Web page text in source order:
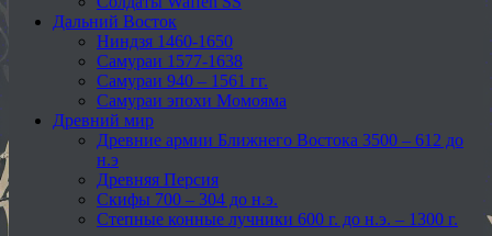
Дальний Восток
Ниндзя 1460-1650
Самураи 1577-1638
Самураи 940 – 1561 гг.
Самураи эпохи Момояма
Древний мир
Древние армии Ближнего Востока 3500 – 612 до
н.э
Древняя Персия
Скифы 700 – 304 до н.э.
Степные конные лучники 600 г. до н.э. – 1300 г.